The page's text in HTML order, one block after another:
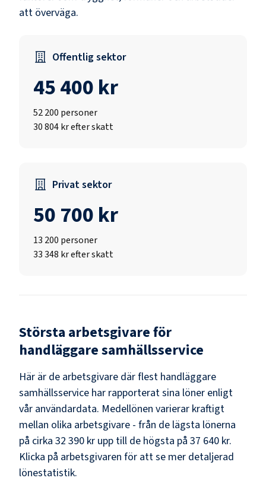
att överväga.
Offentlig sektor
45 400 kr
52 200 personer
30 804 kr efter skatt
Privat sektor
50 700 kr
13 200 personer
33 348 kr efter skatt
Största arbetsgivare för
handläggare samhällsservice
Här är de arbetsgivare där flest handläggare
samhällsservice har rapporterat sina löner enligt
vår användardata. Medellönen varierar kraftigt
mellan olika arbetsgivare - från de lägsta lönerna
på cirka 32 390 kr upp till de högsta på 37 640 kr.
Klicka på arbetsgivaren för att se mer detaljerad
lönestatistik.